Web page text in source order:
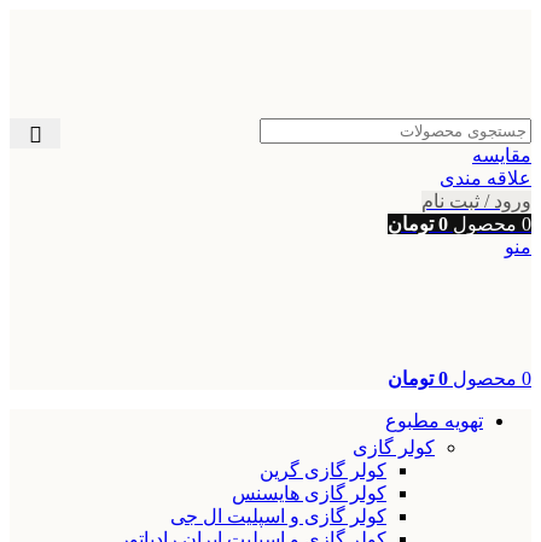
مقایسه
علاقه مندی
ورود / ثبت نام
0 محصول 0 تومان
منو
0 محصول 0 تومان
تهویه مطبوع
کولر گازی
کولر گازی گرین
کولر گازی هایسنس
کولر گازی و اسپلیت ال جی